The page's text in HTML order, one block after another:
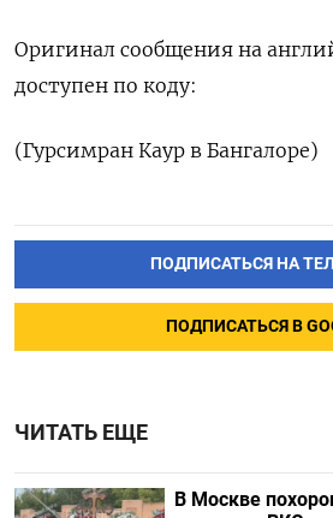
Оригинал сообщения на
доступен по коду:
(Гурсимран Каур в Бангалоре)
ПОДПИСАТЬСЯ НА
ПОДПИСАТЬСЯ В
ЧИТАТЬ ЕЩЕ
В Москве